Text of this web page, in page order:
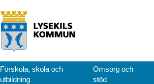
Förskola, skola och
utbildning
Omsorg och
stöd